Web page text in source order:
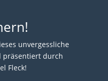
unvergessliche
präsentiert durch
Fleck!